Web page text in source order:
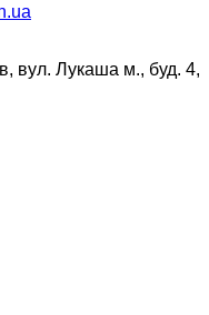
вул. Лукаша м., буд. 4,